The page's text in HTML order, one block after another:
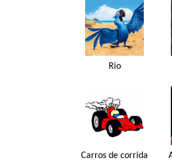
Rio
Carros de corrida